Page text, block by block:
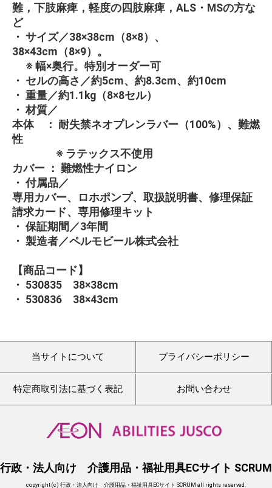
難，下肢麻痺，軽度の四肢麻痺，ALS・MSの方な
ど
・ サイズ／38×38cm（8×8）、
38×43cm（8×9）。
※ 幅×奥行。特別オーダー可
・ セルの高さ／約5cm、約8.3cm、約10cm
・ 重量／約1.1kg（8×8セル）
・ 材質／
本体 ： 耐失禁ネオプレンラバー（100%）、難燃
性
※ ラテックス不使用
カバー ： 難燃性ナイロン
・ 付属品／
専用カバー、ロホポンプ、取扱説明書、修理保証
請求カード、専用修理キット
・ 保証期間／3年間
・ 製造者／ペルモビール株式会社
【商品コード】
・ 530835 38×38cm
・ 530836 38×43cm
当サイトについて プライバシーポリシー
特定商取引法に基づく表記 お問い合わせ
行政・法人向け 介護用品・福祉用具ECサイト SCRUM
copyright (c) 行政・法人向け 介護用品・福祉用具ECサイト SCRUM all rights reserved.